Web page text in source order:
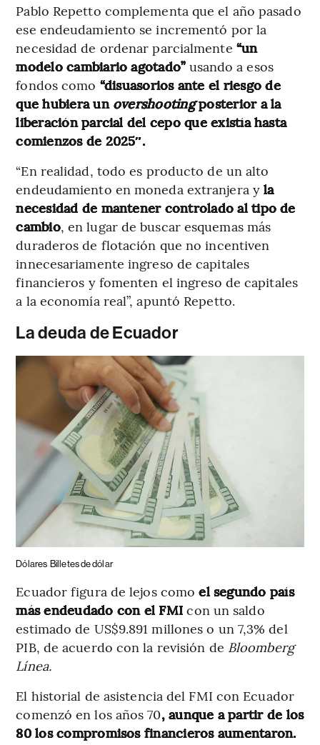
Pablo Repetto complementa que el año pasado
ese endeudamiento se incrementó por la
necesidad de ordenar parcialmente “un
modelo cambiario agotado”usando a esos
fondos como “disuasorios ante el riesgo de
que hubiera un overshootingposterior a la
liberación parcial del cepo que existía hasta
comienzos de 2025″.
“En realidad, todo es producto de un alto
endeudamiento en moneda extranjera yla
necesidad de mantener controlado al tipo de
cambio, en lugar de buscar esquemas más
duraderos de flotación que no incentiven
innecesariamente ingreso de capitales
financieros y fomenten el ingreso de capitales
a la economía real”, apuntó Repetto.
La deuda de Ecuador
Dólares Billetes de dólar
Ecuador figura de lejos comoel segundo país
más endeudado con el FMIcon un saldo
estimado de US$9.891 millones o un 7,3% del
PIB, de acuerdo con la revisión de Bloomberg
Línea.
El historial de asistencia del FMI con Ecuador
comenzó en los años 70, aunque a partir de los
80 los compromisos financieros aumentaron.